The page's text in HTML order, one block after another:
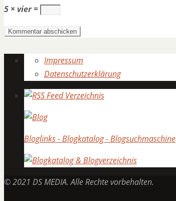
5 × vier =
Impressum
Datenschutzerklärung
Bloglinks - Blogkatalog - Blogsuchmaschine
© 2021 DS MEDIA. Alle Rechte vorbehalten.